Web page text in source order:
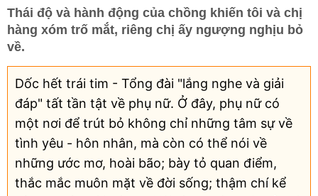
Thái độ và hành động của chồng khiến tôi và chị
hàng xóm trố mắt, riêng chị ấy ngượng nghịu bỏ
về.
Dốc hết trái tim - Tổng đài "lắng nghe và giải
đáp" tất tần tật về phụ nữ. Ở đây, phụ nữ có
một nơi để trút bỏ không chỉ những tâm sự về
tình yêu - hôn nhân, mà còn có thể nói về
những ước mơ, hoài bão; bày tỏ quan điểm,
thắc mắc muôn mặt về đời sống; thậm chí kể